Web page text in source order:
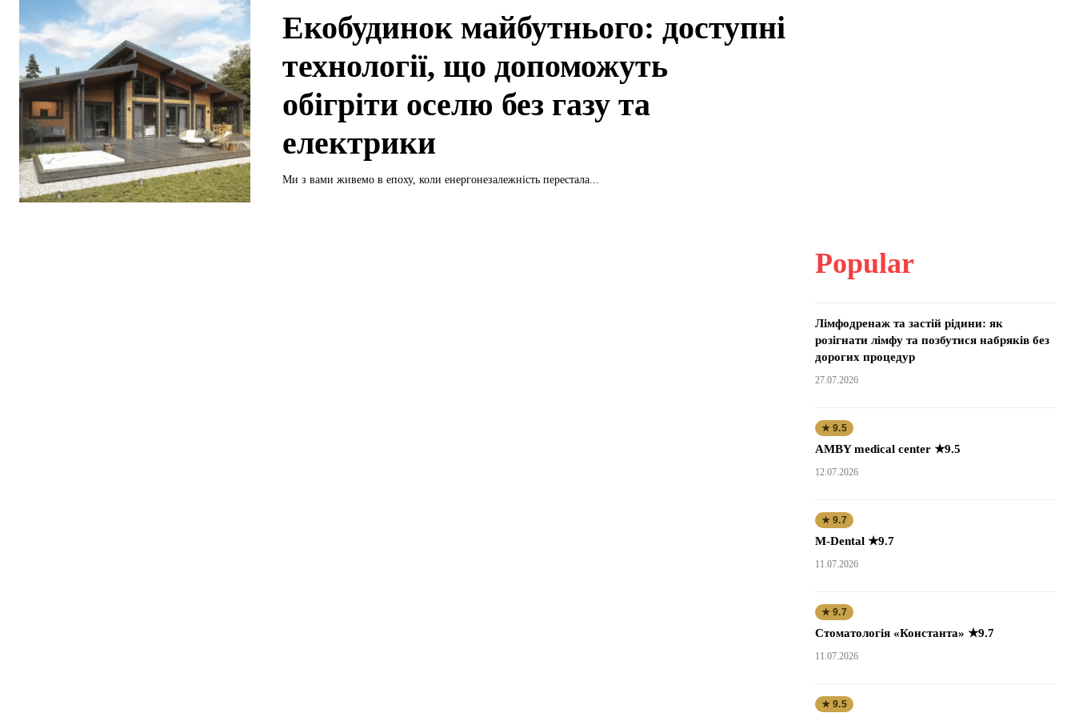
Екобудинок майбутнього: доступні
технології, що допоможуть
обігріти оселю без газу та
електрики
Ми з вами живемо в епоху, коли енергонезалежність перестала...
Popular
Лімфодренаж та застій рідини: як
розігнати лімфу та позбутися набряків без
дорогих процедур
27.07.2026
★ 9.5
AMBY medical center ★9.5
12.07.2026
★ 9.7
M-Dental ★9.7
11.07.2026
★ 9.7
Стоматологія «Константа» ★9.7
11.07.2026
★ 9.5